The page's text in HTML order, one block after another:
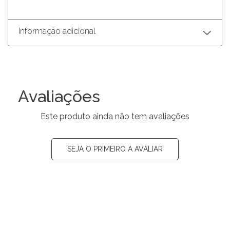
Informação adicional
Avaliações
Este produto ainda não tem avaliações
SEJA O PRIMEIRO A AVALIAR